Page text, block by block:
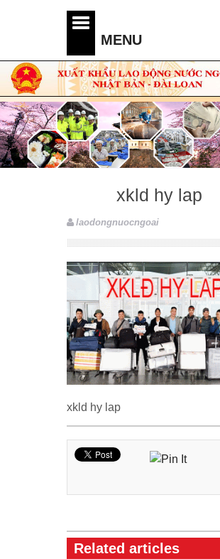
xkld hy lap
laodongnuocngoai
xkld hy lap
Related articles